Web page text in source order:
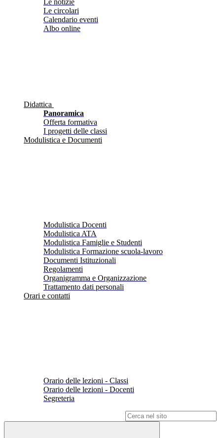
Le notizie
Le circolari
Calendario eventi
Albo online
Didattica
Panoramica
Offerta formativa
I progetti delle classi
Modulistica e Documenti
Modulistica Docenti
Modulistica ATA
Modulistica Famiglie e Studenti
Modulistica Formazione scuola-lavoro
Documenti Istituzionali
Regolamenti
Organigramma e Organizzazione
Trattamento dati personali
Orari e contatti
Orario delle lezioni - Classi
Orario delle lezioni - Docenti
Segreteria